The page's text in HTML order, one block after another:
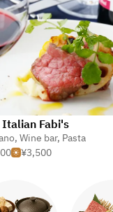
Italian Fabi's
, Wine bar, Pasta
¥3,500